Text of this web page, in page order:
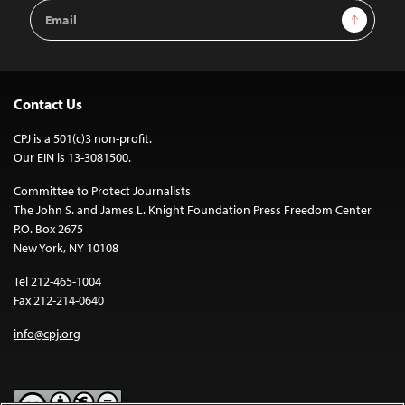
Email
Address
Sign Up
Contact Us
CPJ is a 501(c)3 non-profit.
Our EIN is 13-3081500.
Committee to Protect Journalists
The John S. and James L. Knight Foundation Press Freedom Center
P.O. Box 2675
New York, NY 10108
Tel 212-465-1004
Fax 212-214-0640
info@cpj.org